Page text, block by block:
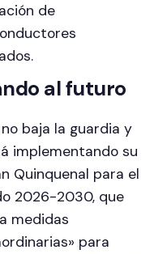
de
al futuro
baja la guardia y
implementando su
Quinquenal para el
2026-2030, que
medidas
para